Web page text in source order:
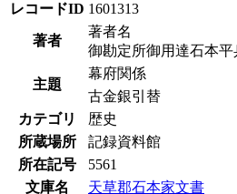
レコードID 1601313
著者
著者名
御勘定所御用達石本平
主題
幕府関係
古金銀引替
カテゴリ
歴史
所蔵場所
記録資料館
所在記号
5561
文庫名
天草郡石本家文書